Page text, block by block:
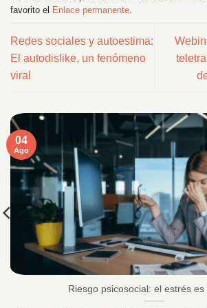
favorito el Enlace permanente
Redes sociales y autoestima:
El autodislike, un fenómeno
viral
Riesgo psicosocial: el estrés es
04
Ago